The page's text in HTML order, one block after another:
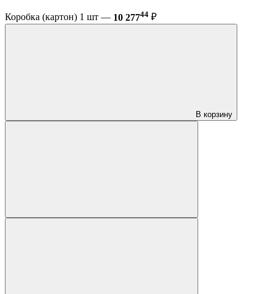
Коробка (картон) 1 шт — 10 27744 ₽
В корзину